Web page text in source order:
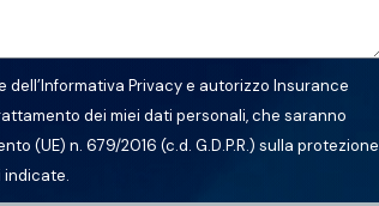
dell’Informativa Privacye autorizzo Insurance
dei miei dati personali, che saranno
(UE) n. 679/2016 (c.d. G.D.P.R.) sulla protezione
indicate.